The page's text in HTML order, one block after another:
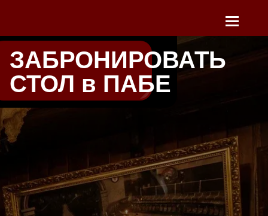
ЗАБРОНИРОВАТЬ
СТОЛ в ПАБЕ